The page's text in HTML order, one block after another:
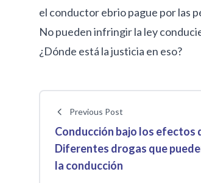
el conductor ebrio pague por las
No pueden infringir la ley
¿Dónde está la justicia en eso?
Previous Post
Conducción bajo los efectos
Diferentes drogas que
la conducción